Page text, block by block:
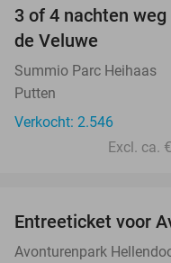
3 of 4 nachten
de Veluwe
Summio Parc Heihaas
Putten
Verkocht: 2.546
Excl. ca.
Entreeticket voor
Avonturenpark